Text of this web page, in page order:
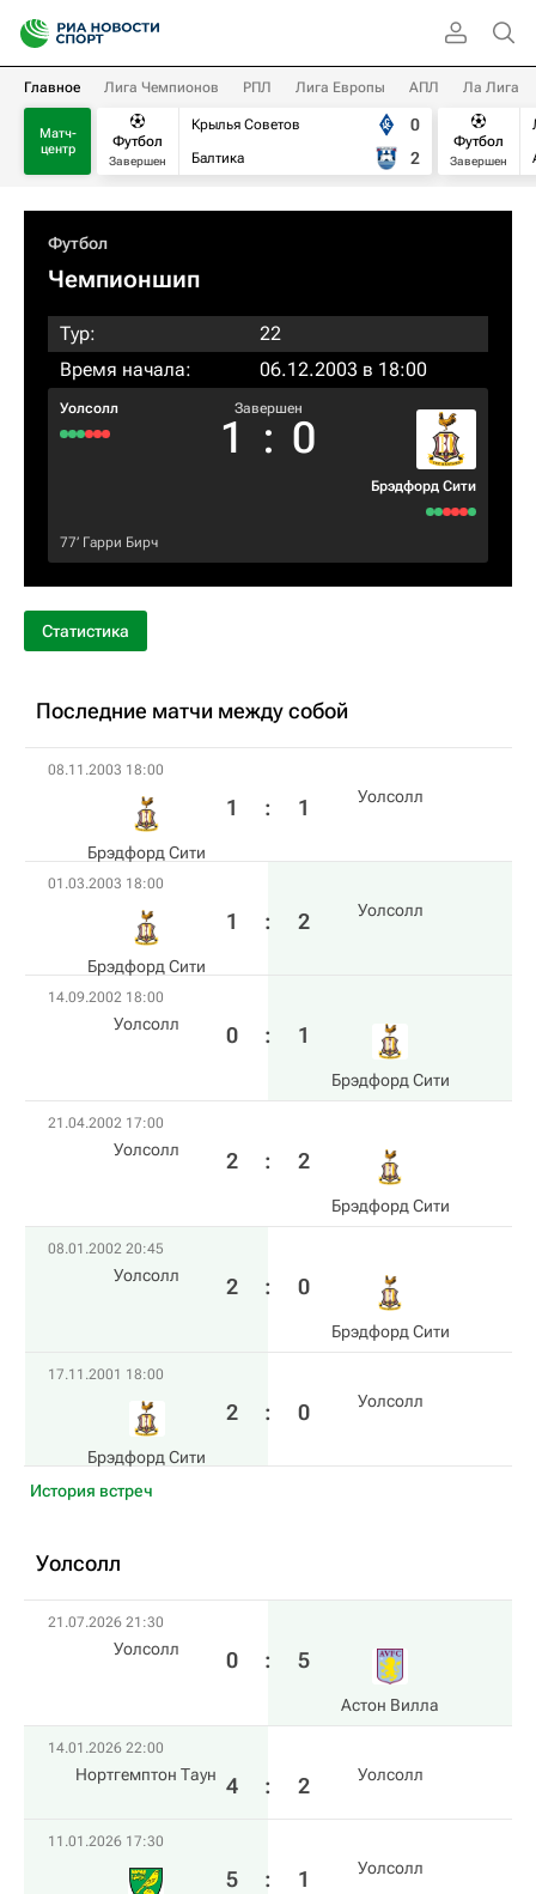
Главное Лига Чемпионов РПЛ Лига Европы АПЛ Ла Лига
Матч-
центр
Футбол
Завершен
Крылья Советов
Балтика
0
2
Футбол
Завершен
Футбол
Чемпионшип
Тур:
22
Время начала:
06.12.2003 в 18:00
Уолсолл Завершен
1 : 0
Брэдфорд Сити
77‎’‎ Гарри Бирч
Статистика
Последние матчи между собой
08.11.2003 18:00
Брэдфорд Сити
1 : 1 Уолсолл
01.03.2003 18:00
Брэдфорд Сити
1 : 2 Уолсолл
14.09.2002 18:00
Уолсолл 0 : 1
Брэдфорд Сити
21.04.2002 17:00
Уолсолл 2 : 2
Брэдфорд Сити
08.01.2002 20:45
Уолсолл 2 : 0
Брэдфорд Сити
17.11.2001 18:00
Брэдфорд Сити
2 : 0 Уолсолл
История встреч
Уолсолл
21.07.2026 21:30
Уолсолл 0 : 5
Астон Вилла
14.01.2026 22:00
Нортгемптон Таун 4 : 2 Уолсолл
11.01.2026 17:30
5 : 1 Уолсолл